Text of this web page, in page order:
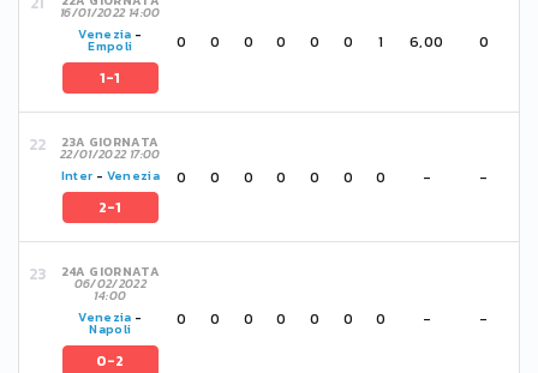
16/01/2022 14:00
Venezia -
Empoli
1-1
0 0 0 0 0 0 1 6,00 0
23A GIORNATA
22/01/2022 17:00
Inter - Venezia
2-1
0 0 0 0 0 0 0 - -
24A GIORNATA
06/02/2022
14:00
Venezia -
Napoli
0-2
0 0 0 0 0 0 0 - -